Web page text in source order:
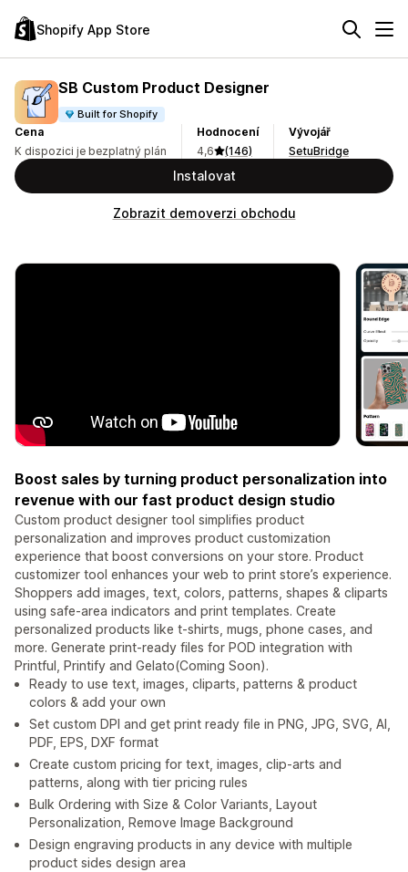
Shopify App Store
SB Custom Product Designer
Built for Shopify
Cena
K dispozici je bezplatný plán
Hodnocení
4,6
(146)
Vývojář
SetuBridge
Instalovat
Zobrazit demoverzi obchodu
Boost sales by turning product personalization into
revenue with our fast product design studio
Custom product designer tool simplifies product
personalization and improves product customization
experience that boost conversions on your store. Product
customizer tool enhances your web to print store’s experience.
Shoppers add images, text, colors, patterns, shapes & cliparts
using safe-area indicators and print templates. Create
personalized products like t-shirts, mugs, phone cases, and
more. Generate print-ready files for POD integration with
Printful, Printify and Gelato(Coming Soon).
Ready to use text, images, cliparts, patterns & product
colors & add your own
Set custom DPI and get print ready file in PNG, JPG, SVG, AI,
PDF, EPS, DXF format
Create custom pricing for text, images, clip-arts and
patterns, along with tier pricing rules
Bulk Ordering with Size & Color Variants, Layout
Personalization, Remove Image Background
Design engraving products in any device with multiple
product sides design area